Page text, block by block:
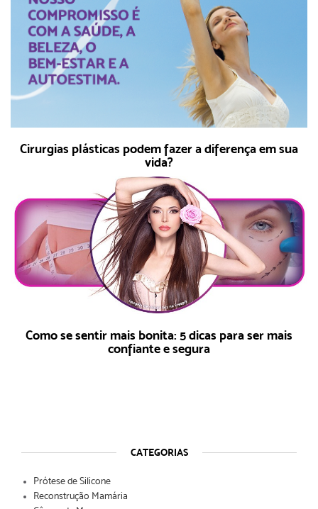
Cirurgias plásticas podem fazer a diferença em sua
vida?
Como se sentir mais bonita: 5 dicas para ser mais
confiante e segura
CATEGORIAS
Prótese de Silicone
Reconstrução Mamária